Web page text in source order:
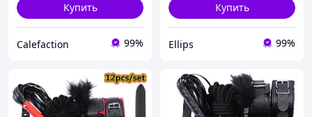
Купить
Calefaction 99%
Купить
Ellips 99%